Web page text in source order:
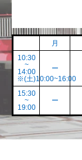
月
10:30
~
14:00
※(土)10:00~16:00
ー
15:30
~
19:00
ー